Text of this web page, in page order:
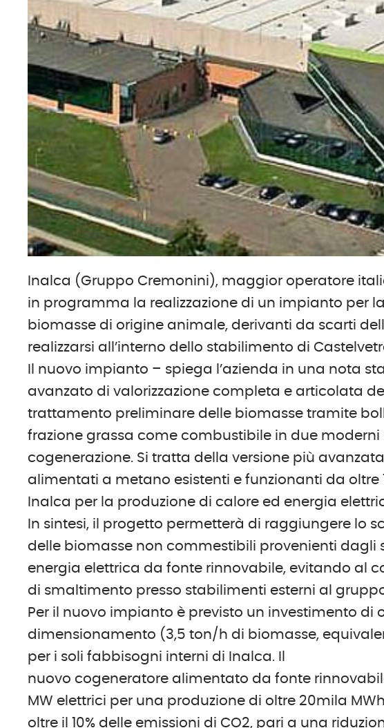
Inalca (Gruppo Cremonini), maggior operatore
in programma la realizzazione di un impianto per
biomasse di origine animale, derivanti da scarti
realizzarsi all’interno dello stabilimento di
Il nuovo impianto – spiega l’azienda in una nota
avanzato di valorizzazione completa e articolata
trattamento preliminare delle biomasse tramite
frazione grassa come combustibile in due
cogenerazione. Si tratta della versione più
alimentati a metano esistenti e funzionanti da oltre
Inalca per la produzione di calore ed energia
In sintesi, il progetto permetterà di raggiungere lo
delle biomasse non commestibili provenienti
energia elettrica da fonte rinnovabile, evitando al
di smaltimento presso stabilimenti esterni al
Per il nuovo impianto è previsto un investimento di
dimensionamento (3,5 ton/h di biomasse,
per i soli fabbisogni interni di Inalca. Il
nuovo cogeneratore alimentato da fonte
MW elettrici per una produzione di oltre 20mila
oltre il 10% delle emissioni di CO2, pari a una